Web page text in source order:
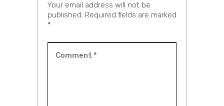
Your email address will not be
published. Required fields are marked
*